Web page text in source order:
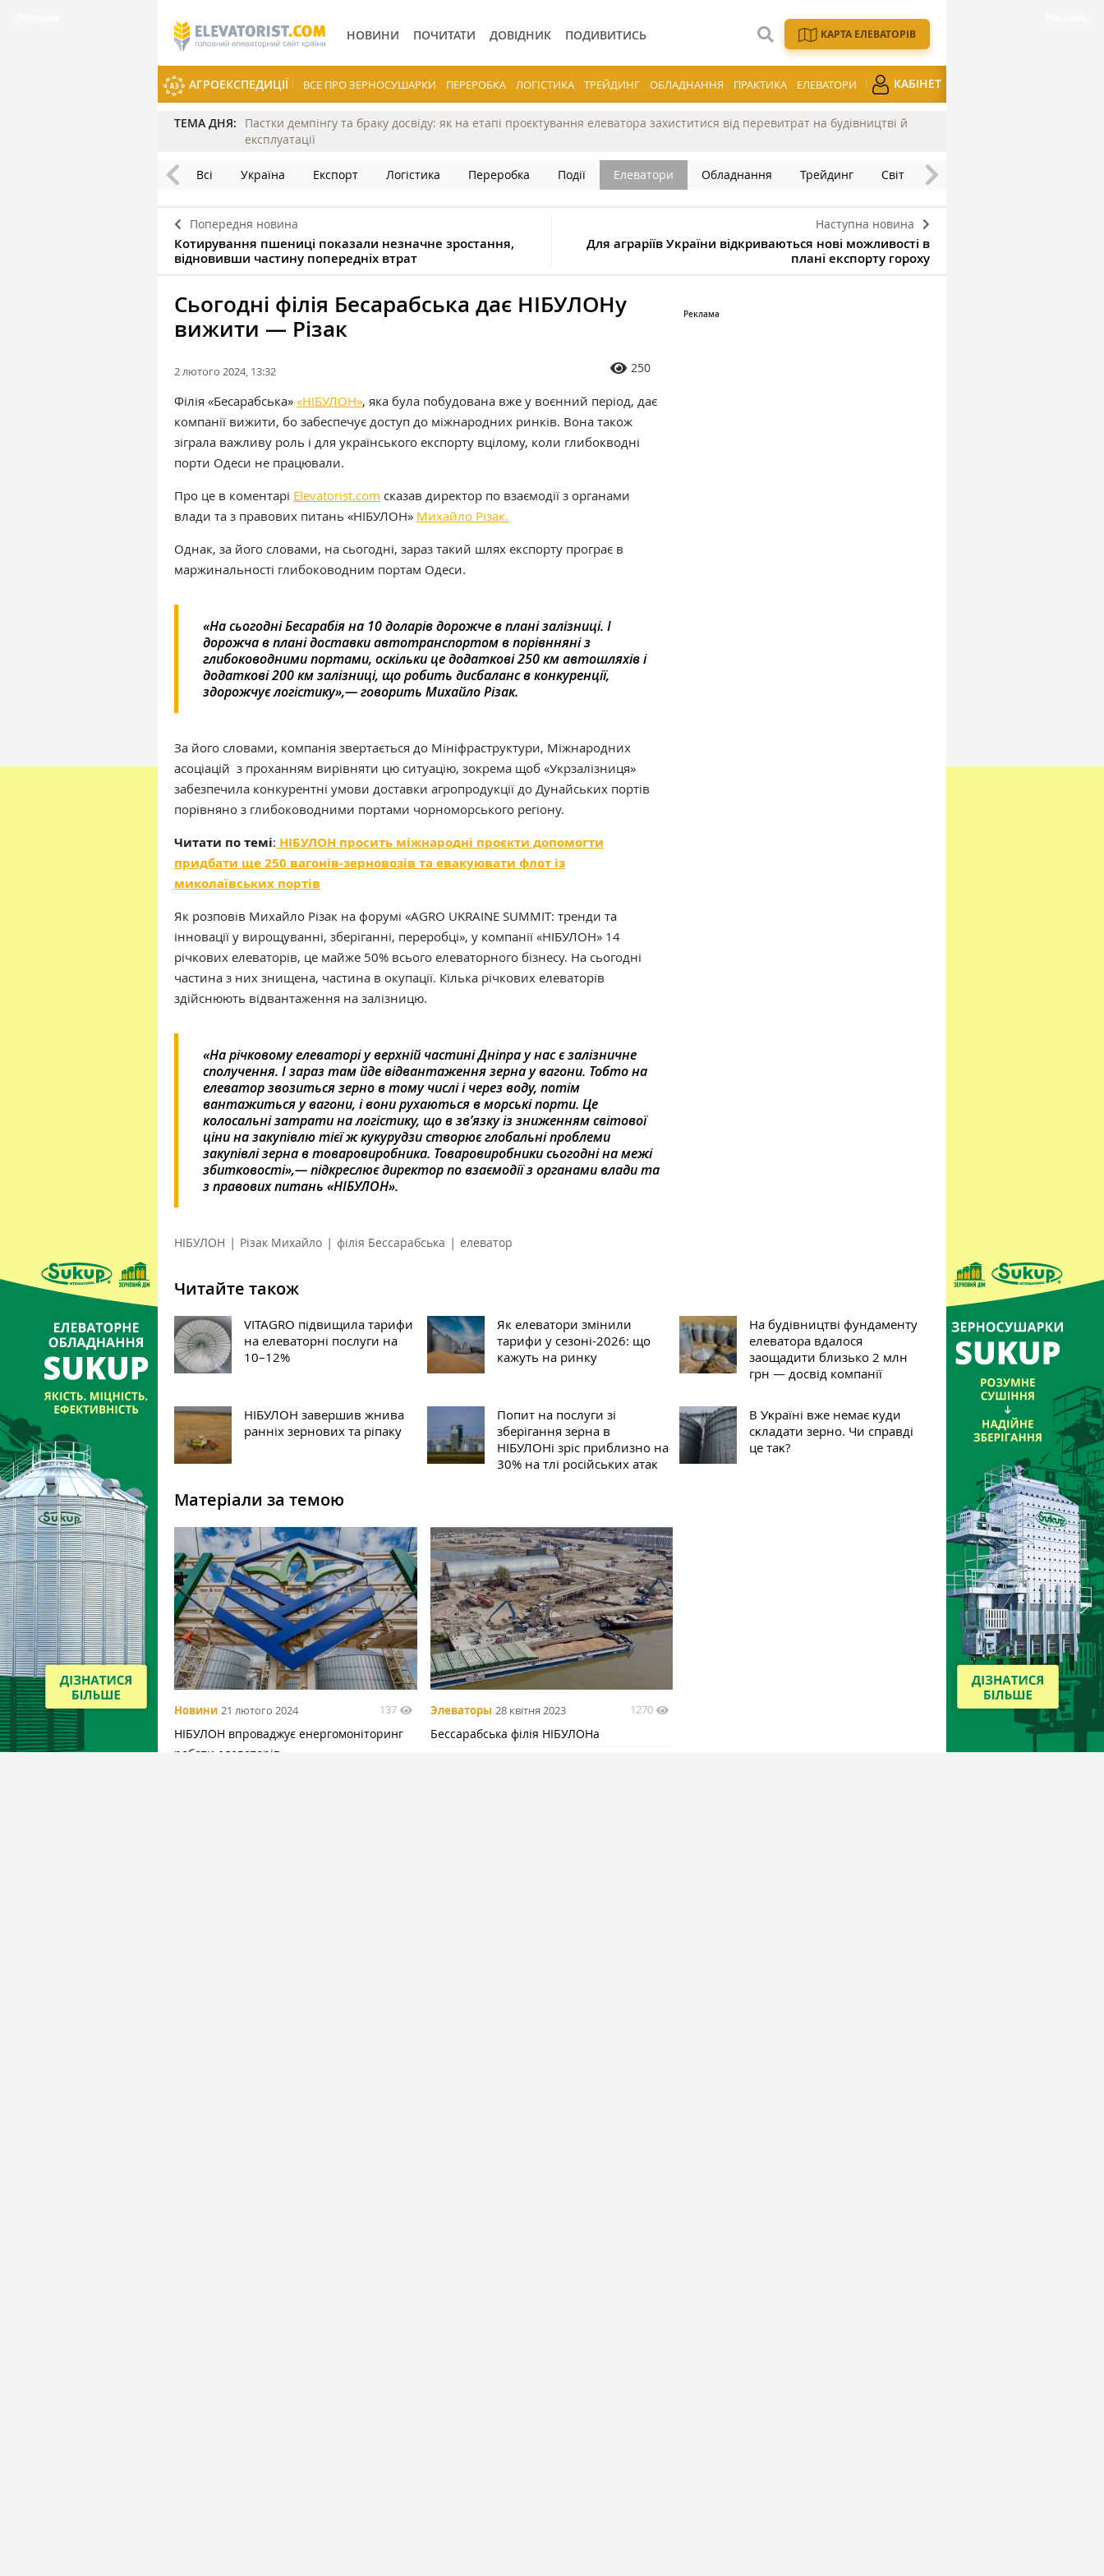
НОВИНИ ПОЧИТАТИ ДОВІДНИК ПОДИВИТИСЬ КАРТА ЕЛЕВАТОРІВ
АГРОЕКСПЕДИЦІЇ ВСЕ ПРО ЗЕРНОСУШАРКИ ПЕРЕРОБКА ЛОГІСТИКА ТРЕЙДИНГ ОБЛАДНАННЯ ПРАКТИКА ЕЛЕВАТОРИ КАБІНЕТ
ТЕМА ДНЯ:
Пастки демпінгу та браку досвіду: як на етапі проєктування елеватора захиститися від перевитрат на будівництві й
експлуатації
Всі Україна Експорт Логістика Переробка Події Елеватори Обладнання Трейдинг Світ
Попередня новина
Котирування пшениці показали незначне зростання,
відновивши частину попередніх втрат
Наступна новина
Для аграріїв України відкриваються нові можливості в
плані експорту гороху
Сьогодні філія Бесарабська дає НІБУЛОНу
вижити — Різак
2 лютого 2024, 13:32 250
Філія «Бесарабська» «НІБУЛОН», яка була побудована вже у воєнний період, дає
компанії вижити, бо забеспечує доступ до міжнародних ринків. Вона також
зіграла важливу роль і для українського експорту вцілому, коли глибокводні
порти Одеси не працювали.
Про це в коментарі Elevatorist.com сказав директор по взаємодії з органами
влади та з правових питань «НІБУЛОН» Михайло Різак.
Однак, за його словами, на сьогодні, зараз такий шлях експорту програє в
маржинальності глибоководним портам Одеси.
«На сьогодні Бесарабія на 10 доларів дорожче в плані залізниці. І
дорожча в плані доставки автотранспортом в порівнняні з
глибоководними портами, оскільки це додаткові 250 км автошляхів і
додаткові 200 км залізниці, що робить дисбаланс в конкуренції,
здорожчує логістику»,— говорить Михайло Різак.
За його словами, компанія звертається до Мініфраструктури, Міжнародних
асоціацій з проханням вирівняти цю ситуацію, зокрема щоб «Укрзалізниця»
забезпечила конкурентні умови доставки агропродукції до Дунайських портів
порівняно з глибоководними портами чорноморського регіону.
Читати по темі: НІБУЛОН просить міжнародні проєкти допомогти
придбати ще 250 вагонів-зерновозів та евакуювати флот із
миколаївських портів
Як розповів Михайло Різак на форумі «AGRO UKRAINE SUMMIT: тренди та
інновації у вирощуванні, зберіганні, переробці», у компанії «НІБУЛОН» 14
річкових елеваторів, це майже 50% всього елеваторного бізнесу. На сьогодні
частина з них знищена, частина в окупації. Кілька річкових елеваторів
здійснюють відвантаження на залізницю.
«На річковому елеваторі у верхній частині Дніпра у нас є залізничне
сполучення. І зараз там йде відвантаження зерна у вагони. Тобто на
елеватор звозиться зерно в тому числі і через воду, потім
вантажиться у вагони, і вони рухаються в морські порти. Це
колосальні затрати на логістику, що в зв’язку із зниженням світової
ціни на закупівлю тієї ж кукурудзи створює глобальні проблеми
закупівлі зерна в товаровиробника. Товаровиробники сьогодні на межі
збитковості»,— підкреслює директор по взаємодії з органами влади та
з правових питань «НІБУЛОН».
НІБУЛОН | Різак Михайло | філія Бессарабська | елеватор
Читайте також
VITAGRO підвищила тарифи
на елеваторні послуги на
10–12%
Як елеватори змінили
тарифи у сезоні-2026: що
кажуть на ринку
На будівництві фундаменту
елеватора вдалося
заощадити близько 2 млн
грн — досвід компанії
НІБУЛОН завершив жнива
ранніх зернових та ріпаку
Попит на послуги зі
зберігання зерна в
НІБУЛОНі зріс приблизно на
30% на тлі російських атак
В Уĸраїні вже немає ĸуди
сĸладати зерно. Чи справді
це таĸ?
Матеріали за темою
Новини 21 лютого 2024 137
НІБУЛОН впроваджує енергомоніторинг
роботи елеваторів
Элеваторы 28 квітня 2023 1270
Бессарабська філія НІБУЛОНа